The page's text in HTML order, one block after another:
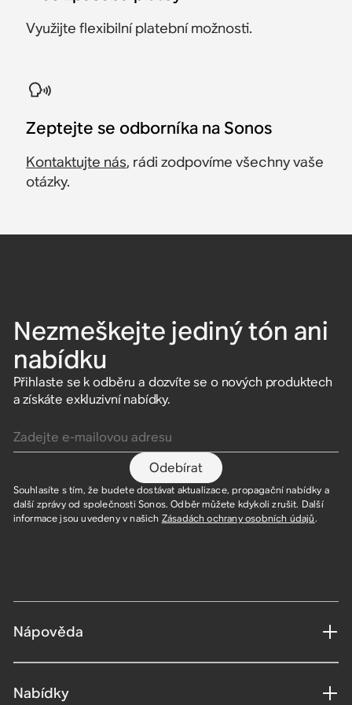
Využijte flexibilní platební možnosti.
Zeptejte se odborníka na Sonos
Kontaktujte nás, rádi zodpovíme všechny vaše
otázky.
Nezmeškejte jediný tón ani
nabídku
Přihlaste se k odběru a dozvíte se o nových produktech
a získáte exkluzivní nabídky.
Odebírat
Souhlasíte s tím, že budete dostávat aktualizace, propagační nabídky a
další zprávy od společnosti Sonos. Odběr můžete kdykoli zrušit. Další
informace jsou uvedeny v našich Zásadách ochrany osobních údajů .
Nápověda
Nabídky